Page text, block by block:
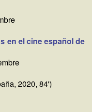
en el cine español de
2020, 84')